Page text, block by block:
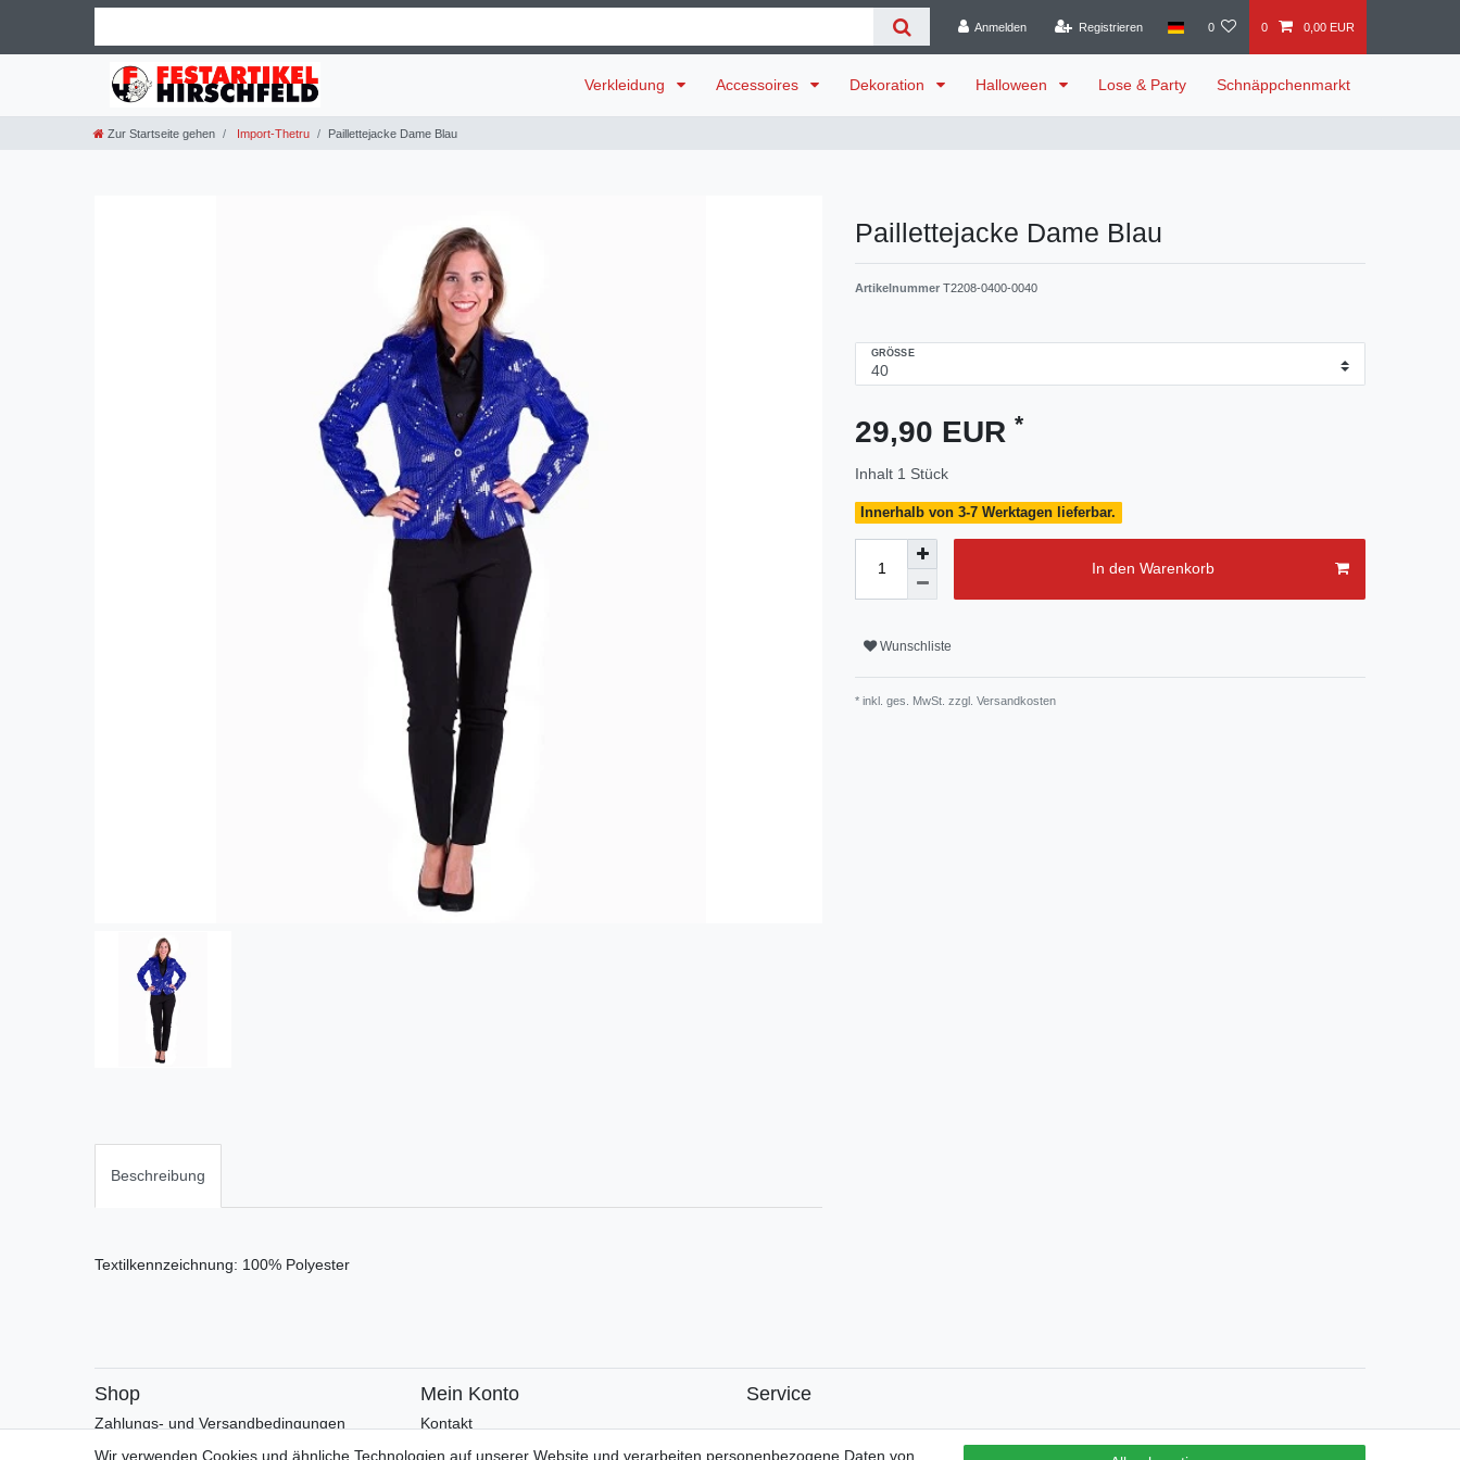
Anmelden Registrieren 0 0 0,00 EUR
Verkleidung Accessoires Dekoration Halloween Lose & Party Schnäppchenmarkt
Zur Startseite gehen Import-Thetru Paillettejacke Dame Blau
Paillettejacke Dame Blau
Artikelnummer T2208-0400-0040
GRÖSSE
29,90 EUR *
Inhalt 1 Stück
Innerhalb von 3-7 Werktagen lieferbar.
In den Warenkorb
Wunschliste
* inkl. ges. MwSt. zzgl. Versandkosten
Beschreibung
Textilkennzeichnung: 100% Polyester
Shop
Zahlungs- und Versandbedingungen
Warenkorb
Mein Konto
Kontakt
Facebook
Service
Wir verwenden Cookies und ähnliche Technologien auf unserer Website und verarbeiten personenbezogene Daten von